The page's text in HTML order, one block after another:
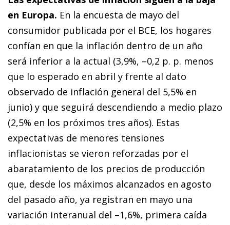
en Europa. En la encuesta de mayo del
consumidor publicada por el BCE, los hogares
confían en que la inflación dentro de un año
será inferior a la actual (3,9%, –0,2 p. p. menos
que lo esperado en abril y frente al dato
observado de inflación general del 5,5% en
junio) y que seguirá descendiendo a medio plazo
(2,5% en los próximos tres años). Estas
expectativas de menores tensiones
inflacionistas se vieron reforzadas por el
abaratamiento de los precios de producción
que, desde los máximos alcanzados en agosto
del pasado año, ya registran en mayo una
variación interanual del –1,6%, primera caída